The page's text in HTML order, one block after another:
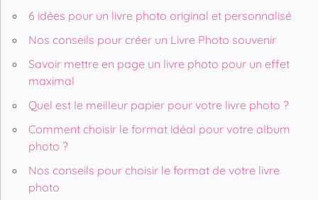
6 idées pour un livre photo original et personnalisé
Nos conseils pour créer un Livre Photo souvenir
Savoir mettre en page un livre photo pour un effet
maximal
Quel est le meilleur papier pour votre livre photo ?
Comment choisir le format idéal pour votre album
photo ?
Nos conseils pour choisir le format de votre livre
photo